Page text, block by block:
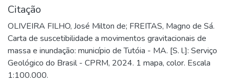
Citação
OLIVEIRA FILHO, José Milton de; FREITAS, Magno de Sá.
Carta de suscetibilidade a movimentos gravitacionais de
massa e inundação: município de Tutóia - MA. [S. l.]: Serviço
Geológico do Brasil - CPRM, 2024. 1 mapa, color. Escala
1:100.000.